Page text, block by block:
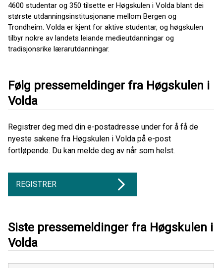
4600 studentar og 350 tilsette er Høgskulen i Volda blant dei
største utdanningsinstitusjonane mellom Bergen og
Trondheim. Volda er kjent for aktive studentar, og høgskulen
tilbyr nokre av landets leiande medieutdanningar og
tradisjonsrike lærarutdanningar.
Følg pressemeldinger fra Høgskulen i
Volda
Registrer deg med din e-postadresse under for å få de
nyeste sakene fra Høgskulen i Volda på e-post
fortløpende. Du kan melde deg av når som helst.
REGISTRER
Siste pressemeldinger fra Høgskulen i
Volda